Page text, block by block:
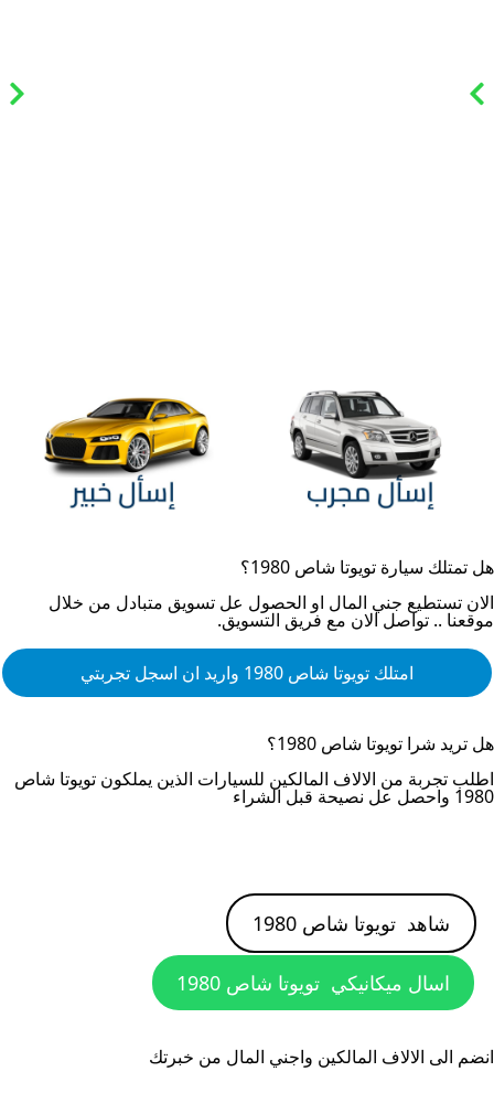
هل تمتلك سيارة تويوتا شاص 1980
؟
الان تستطيع جني المال او الحصول عل تسويق متبادل من خلال
موقعنا .. تواصل الان مع فريق التسويق.
امتلك تويوتا شاص 1980 واريد ان اسجل تجربتي
هل تريد شرا تويوتا شاص 1980
؟
اطلب تجربة من الالاف المالكين للسيارات الذين يملكون تويوتا شاص
1980 واحصل عل نصيحة قبل الشراء
شاهد تويوتا شاص 1980
اسال ميكانيكي تويوتا شاص 1980
انضم الى الالاف المالكين واجني المال من خبرتك